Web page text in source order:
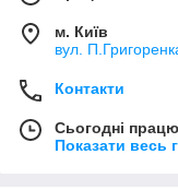
м. Київ
вул.
Контакти
Сьогодні
Показати весь